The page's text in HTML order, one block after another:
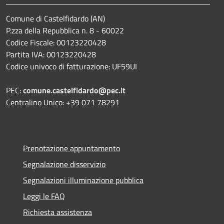
Comune di Castelfidardo (AN)
P.zza della Repubblica n. 8 - 60022
Codice Fiscale: 00123220428
Partita IVA: 00123220428
Codice univoco di fatturazione: UF59UI
PEC:comune.castelfidardo@pec.it
Centralino Unico: +39 071 78291
Prenotazione appuntamento
Segnalazione disservizio
Segnalazioni illuminazione pubblica
Leggi le FAQ
Richiesta assistenza